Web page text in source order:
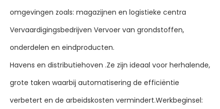
omgevingen zoals: magazijnen en logistieke centra
Vervaardigingsbedrijven Vervoer van grondstoffen,
onderdelen en eindproducten.
Havens en distributiehoven .Ze zijn ideaal voor herhalende,
grote taken waarbij automatisering de efficiëntie
verbetert en de arbeidskosten vermindert.Werkbeginsel: